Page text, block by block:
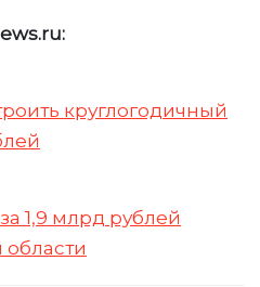
круглогодичный
1,9 млрд рублей
области